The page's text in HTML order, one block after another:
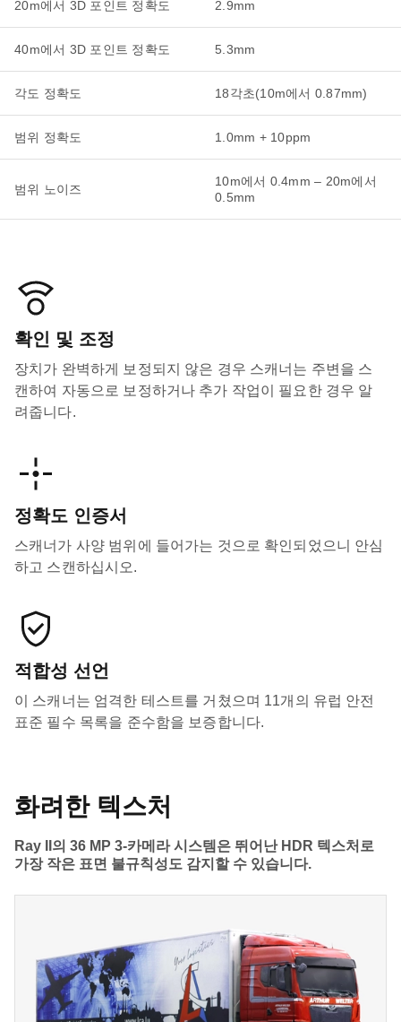
20m에서 3D 포인트 정확도 2.9mm
40m에서 3D 포인트 정확도 5.3mm
각도 정확도 18각초(10m에서 0.87mm)
범위 정확도 1.0mm + 10ppm
범위 노이즈
10m에서 0.4mm – 20m에서
0.5mm
확인 및 조정
장치가 완벽하게 보정되지 않은 경우 스캐너는 주변을 스
캔하여 자동으로 보정하거나 추가 작업이 필요한 경우 알
려줍니다.
정확도 인증서
스캐너가 사양 범위에 들어가는 것으로 확인되었으니 안심
하고 스캔하십시오.
적합성 선언
이 스캐너는 엄격한 테스트를 거쳤으며 11개의 유럽 안전
표준 필수 목록을 준수함을 보증합니다.
화려한 텍스처
Ray II의 36 MP 3-카메라 시스템은 뛰어난 HDR 텍스처로
가장 작은 표면 불규칙성도 감지할 수 있습니다.